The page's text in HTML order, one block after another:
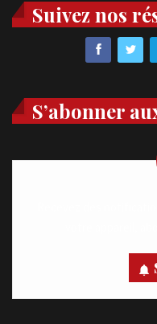
Suivez nos
S’abonner